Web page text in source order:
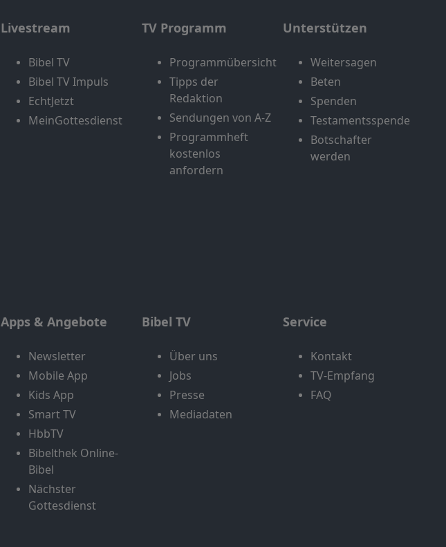
Livestream
Bibel TV
Bibel TV Impuls
EchtJetzt
MeinGottesdienst
TV Programm
Programmübersicht
Tipps der
Redaktion
Sendungen von A-Z
Programmheft
kostenlos
anfordern
Unterstützen
Weitersagen
Beten
Spenden
Testamentsspende
Botschafter
werden
Apps & Angebote
Newsletter
Mobile App
Kids App
Smart TV
HbbTV
Bibelthek Online-
Bibel
Nächster
Gottesdienst
Bibel TV
Über uns
Jobs
Presse
Mediadaten
Service
Kontakt
TV-Empfang
FAQ